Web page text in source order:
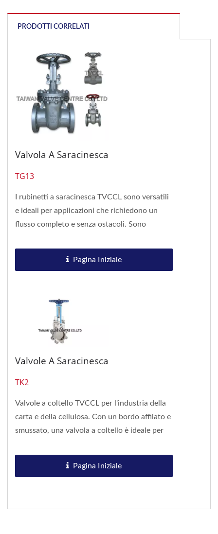
PRODOTTI CORRELATI
Valvola A Saracinesca
TG13
I rubinetti a saracinesca TVCCL sono versatili
e ideali per applicazioni che richiedono un
flusso completo e senza ostacoli. Sono
Pagina Iniziale
Valvole A Saracinesca
TK2
Valvole a coltello TVCCL per l'industria della
carta e della cellulosa. Con un bordo affilato e
smussato, una valvola a coltello è ideale per
Pagina Iniziale